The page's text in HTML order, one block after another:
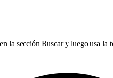
la sección Buscar y luego usa la